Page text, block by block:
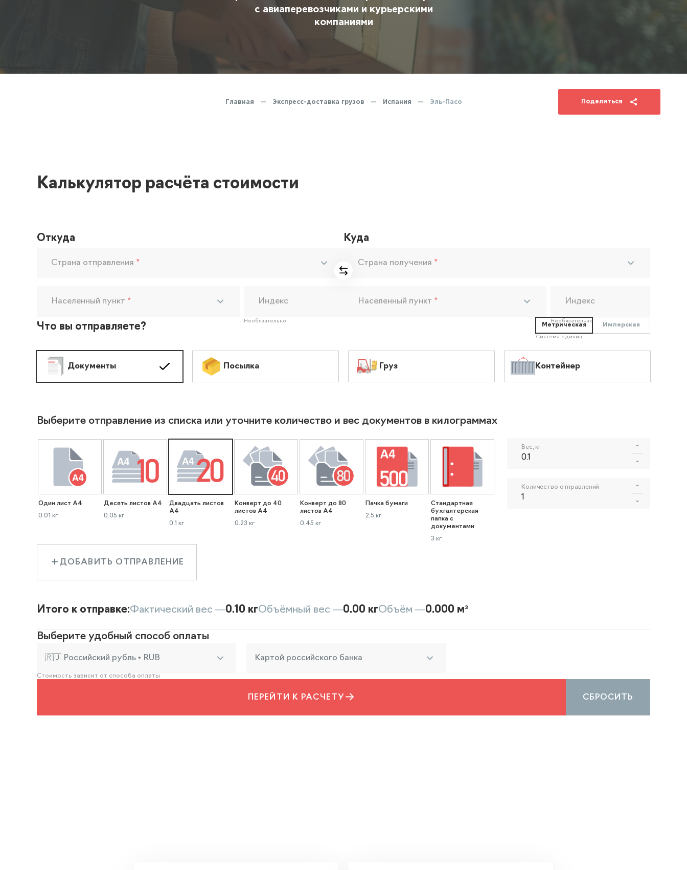
декларирование
с авиаперевозчиками и курьерскими
компаниями
Главная — Экспресс-доставка грузов — Испания — Эль-Пасо Поделиться
Калькулятор расчёта стоимости
Откуда
Страна отправления *
Населенный пункт * Индекс
Необязательно
Куда
Страна получения *
Населенный пункт * Индекс
Необязательно
Что вы отправляете? Метрическая Имперская
Система единиц
Документы Посылка Груз Контейнер
Выберите отправление из списка или уточните количество и вес документов в килограммах
Один лист А4
0.01 кг
Десять листов А4
0.05 кг
Двадцать листов
А4
0.1 кг
Конверт до 40
листов А4
0.23 кг
Конверт до 80
листов А4
0.45 кг
Пачка бумаги
2.5 кг
Стандартная
бухгалтерская
папка с
документами
3 кг
Вес, кг
Количество отправлений
ДОБАВИТЬ ОТПРАВЛЕНИЕ
Итого к отправке:Фактический вес —0.10 кгОбъёмный вес —0.00 кгОбъём —0.000 м³
Выберите удобный способ оплаты
🇷🇺 Российский рубль • RUB Картой российского банка
Стоимость зависит от способа оплаты
ПЕРЕЙТИ К РАСЧЕТУ СБРОСИТЬ